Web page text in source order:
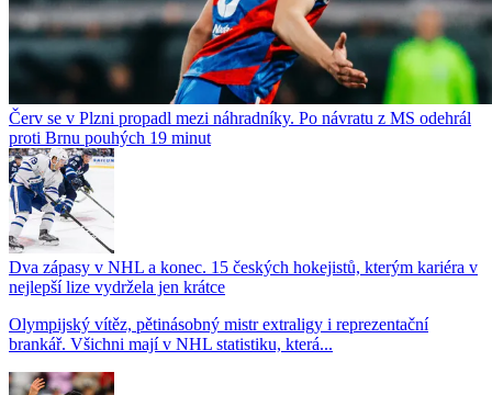
Červ se v Plzni propadl mezi náhradníky. Po návratu z MS odehrál
proti Brnu pouhých 19 minut
Dva zápasy v NHL a konec. 15 českých hokejistů, kterým kariéra v
nejlepší lize vydržela jen krátce
Olympijský vítěz, pětinásobný mistr extraligy i reprezentační
brankář. Všichni mají v NHL statistiku, která...